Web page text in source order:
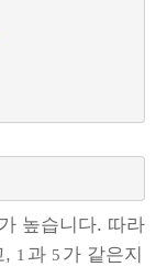
높습니다. 따라
, 1 과 5 가 같은지